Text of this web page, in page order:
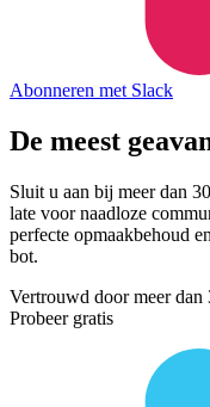
Abonneren met Slack
De meest
Sluit u aan bij meer dan
late voor naadloze
perfecte opmaakbehoud
bot.
Vertrouwd door meer dan
Probeer gratis